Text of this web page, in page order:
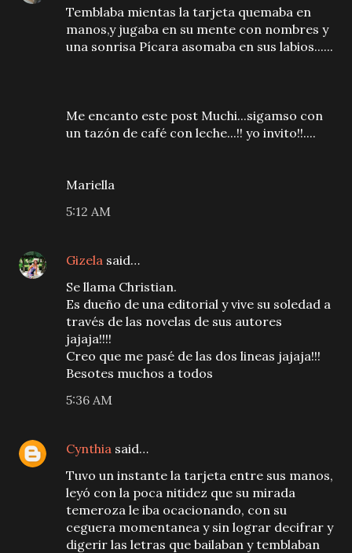
Temblaba mientas la tarjeta quemaba en
manos,y jugaba en su mente con nombres y
una sonrisa Pícara asomaba en sus labios......
Me encanto este post Muchi...sigamso con
un tazón de café con leche...!! yo invito!!....
Mariella
5:12 AM
Gizela said…
Se llama Christian.
Es dueño de una editorial y vive su soledad a
través de las novelas de sus autores
jajaja!!!!
Creo que me pasé de las dos lineas jajaja!!!
Besotes muchos a todos
5:36 AM
Cynthia said…
Tuvo un instante la tarjeta entre sus manos,
leyó con la poca nitidez que su mirada
temeroza le iba ocacionando, con su
ceguera momentanea y sin lograr decifrar y
digerir las letras que bailaban y temblaban